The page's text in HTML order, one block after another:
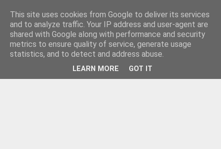
This site uses cookies from Google to deliver its services
and to analyze traffic. Your IP address and user-agent are
shared with Google along with performance and security
metrics to ensure quality of service, generate usage
statistics, and to detect and address abuse.
LEARN MORE GOT IT